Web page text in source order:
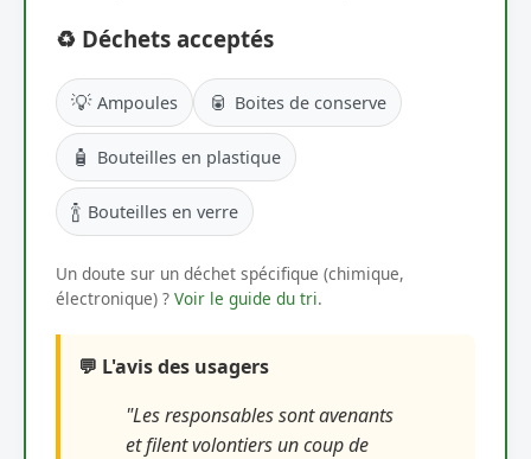
♻️ Déchets acceptés
💡 Ampoules 🥫 Boites de conserve
🧴 Bouteilles en plastique
🍾 Bouteilles en verre
Un doute sur un déchet spécifique (chimique,
électronique) ? Voir le guide du tri.
💬 L'avis des usagers
"Les responsables sont avenants
et filent volontiers un coup de